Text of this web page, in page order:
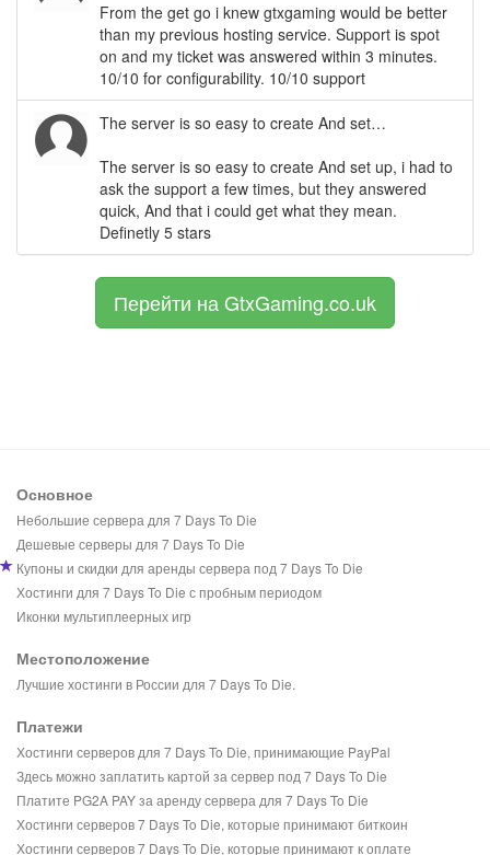
From the get go i knew gtxgaming would be better
than my previous hosting service. Support is spot
on and my ticket was answered within 3 minutes.
10/10 for configurability. 10/10 support
The server is so easy to create And set…
The server is so easy to create And set up, i had to
ask the support a few times, but they answered
quick, And that i could get what they mean.
Definetly 5 stars
Перейти на GtxGaming.co.uk
Основное
Небольшие сервера для 7 Days To Die
Дешевые серверы для 7 Days To Die
Купоны и скидки для аренды сервера под 7 Days To Die
Хостинги для 7 Days To Die с пробным периодом
Иконки мультиплеерных игр
Местоположение
Лучшие хостинги в России для 7 Days To Die.
Платежи
Хостинги серверов для 7 Days To Die, принимающие PayPal
Здесь можно заплатить картой за сервер под 7 Days To Die
Платите PG2A PAY за аренду сервера для 7 Days To Die
Хостинги серверов 7 Days To Die, которые принимают биткоин
Хостинги серверов 7 Days To Die, которые принимают к оплате